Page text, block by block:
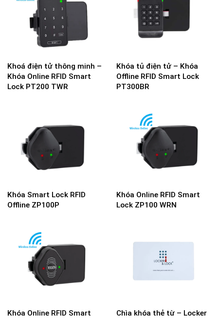
Khoá điện tử thông minh –
Khóa Online RFID Smart
Lock PT200 TWR
Khóa tủ điện tử – Khóa
Offline RFID Smart Lock
PT300BR
Khóa Smart Lock RFID
Offline ZP100P
Khóa Online RFID Smart
Lock ZP100 WRN
Khóa Online RFID Smart
Chìa khóa thẻ từ – Locker